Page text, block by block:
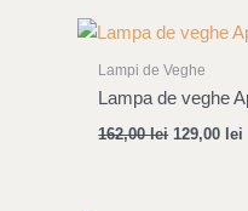
Lampi de Veghe
Lampa de veghe
162,00lei
Original
price
was:
162,00 lei.
129,00 lei